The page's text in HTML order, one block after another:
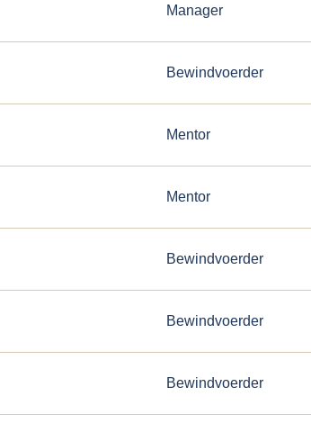
Manager
Bewindvoerder
Mentor
Mentor
Bewindvoerder
Bewindvoerder
Bewindvoerder